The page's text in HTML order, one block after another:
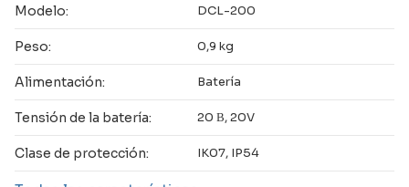
Modelo: DCL-200
Peso: 0,9 kg
Alimentación: Batería
Tensión de la batería: 20 В, 20V
Clase de protección: IK07, IP54